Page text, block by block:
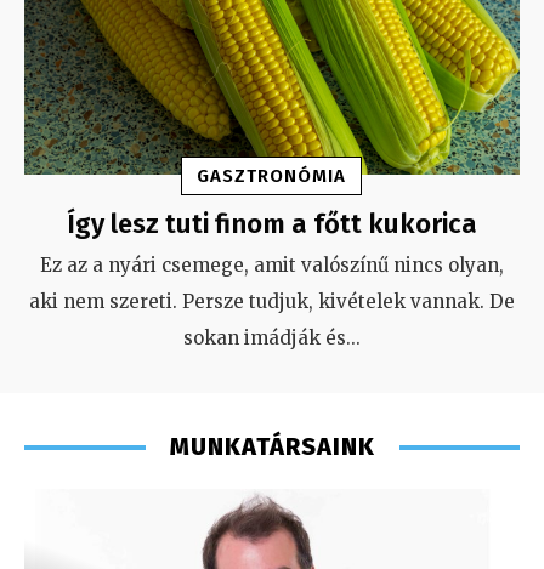
GASZTRONÓMIA
Így lesz tuti finom a főtt kukorica
Ez az a nyári csemege, amit valószínű nincs olyan,
aki nem szereti. Persze tudjuk, kivételek vannak. De
sokan imádják és...
MUNKATÁRSAINK